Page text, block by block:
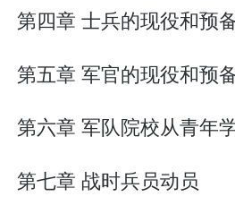
第四章 士兵的现役和预
第五章 军官的现役和预
第六章 军队院校从青年
第七章 战时兵员动员